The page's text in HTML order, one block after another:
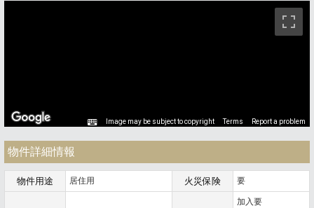
Image may be subject to copyright Terms Report a problem
物件詳細情報
物件用途 居住用 火災保険 要
加入要